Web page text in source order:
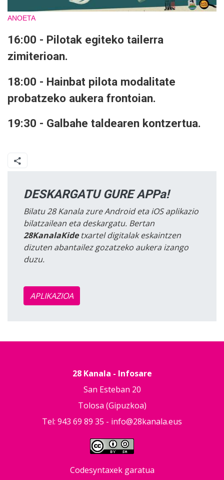
ANOETA
16:00 - Pilotak egiteko tailerra
zimiterioan.
18:00 - Hainbat pilota modalitate
probatzeko aukera frontoian.
19:30 - Galbahe taldearen kontzertua.
DESKARGATU GURE APPa!
Bilatu 28 Kanala zure Android eta iOS aplikazio
bilatzailean eta deskargatu. Bertan
28KanalaKidetxartel digitalak eskaintzen
dizuten abantailez gozatzeko aukera izango
duzu.
APLIKAZIOA
28 Kanala - Infosare
San Esteban 20
Tolosa (Gipuzkoa)
Tel: 943 69 89 35 - info@28kanala.eus
Codesyntaxek garatua